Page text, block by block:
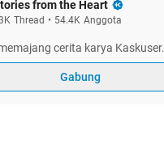
from the Heart
Thread • 54.4K Anggota
cerita karya Kaskuser.
Gabung